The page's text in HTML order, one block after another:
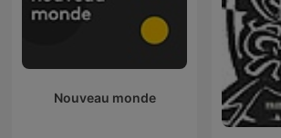
Nouveau monde